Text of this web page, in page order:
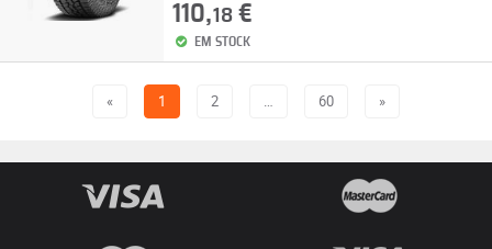
110,18€
EM STOCK
« 1 2 … 60 »